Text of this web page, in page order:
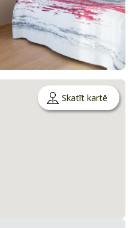
Skatīt kartē